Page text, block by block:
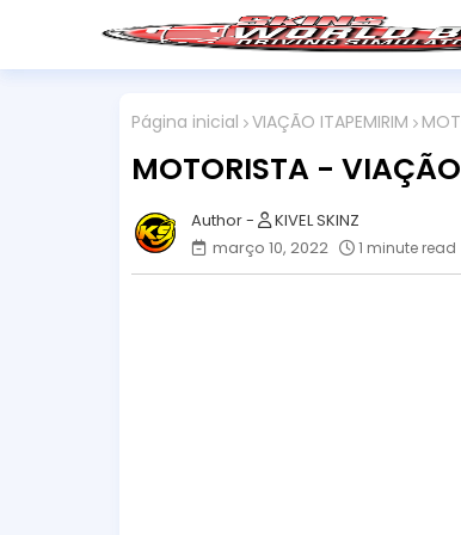
Página inicial VIAÇÃO ITAPEMIRIM
MOTORISTA -
KIVEL SKINZ
março 10, 2022
1 minute read